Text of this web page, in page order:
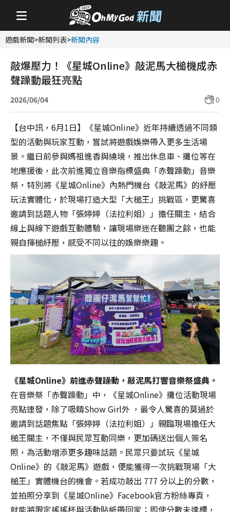
遊戲新聞>新聞列表>新聞內容
敲爆壓力！《星城Online》敲泥馬大槌機成赤
聲躁動最狂亮點
2026/06/04 0
【台中訊，6月1日】《星城Online》近年持續透過不同類
型的活動與玩家互動，嘗試將遊戲娛樂帶入更多生活場
景。繼日前參與媽祖進香與繞境，推出休息車、攤位等在
地應援後，此次前進獨立音樂指標盛典「赤聲躁動」音樂
祭，特別將《星城Online》內熱門機台《敲泥馬》的紓壓
玩法實體化，於現場打造大型「大槌王」挑戰區，更驚喜
邀請到話題人物「張婷婷（法拉利姐）」擔任關主，結合
線上與線下遊戲互動體驗，讓現場樂迷在聽團之餘，也能
親自揮槌紓壓，感受不同以往的娛樂樂趣。
《星城Online》前進赤聲躁動，敲泥馬打響音樂祭盛典。
在音樂祭「赤聲躁動」中，《星城Online》攤位活動現場
亮點連發，除了吸睛Show Girl外 ，最令人驚喜的莫過於
邀請到話題焦點「張婷婷（法拉利姐）」親臨現場擔任大
槌王關主，不僅與民眾互動同樂，更加碼送出個人簽名
照，為活動增添更多趣味話題。民眾只要試玩《星城
Online》的《敲泥馬》遊戲，便能獲得一次挑戰現場「大
槌王」實體機台的機會。若成功敲出 777 分以上的分數，
並拍照分享到《星城Online》Facebook官方粉絲專頁，
就能將限定搖搖杯與活動貼紙帶回家；即使分數未達標，